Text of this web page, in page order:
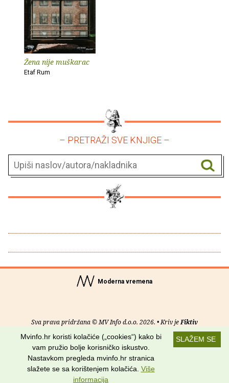
Žena nije muškarac
Etaf Rum
– PRETRAŽI SVE KNJIGE –
Moderna vremena
Sva prava pridržana © MV Info d.o.o. 2026. • Kriv jeFiktiv
O nama• Pomoć• Uvjeti korištenja•RSS kanali
Potraži nas na:
SLAŽEM SE
Mvinfo.hr koristi kolačiće („cookies“) kako bi
vam pružio bolje korisničko iskustvo.
Nastavkom pregleda mvinfo.hr stranica
slažete se sa korištenjem kolačića. Više
informacija